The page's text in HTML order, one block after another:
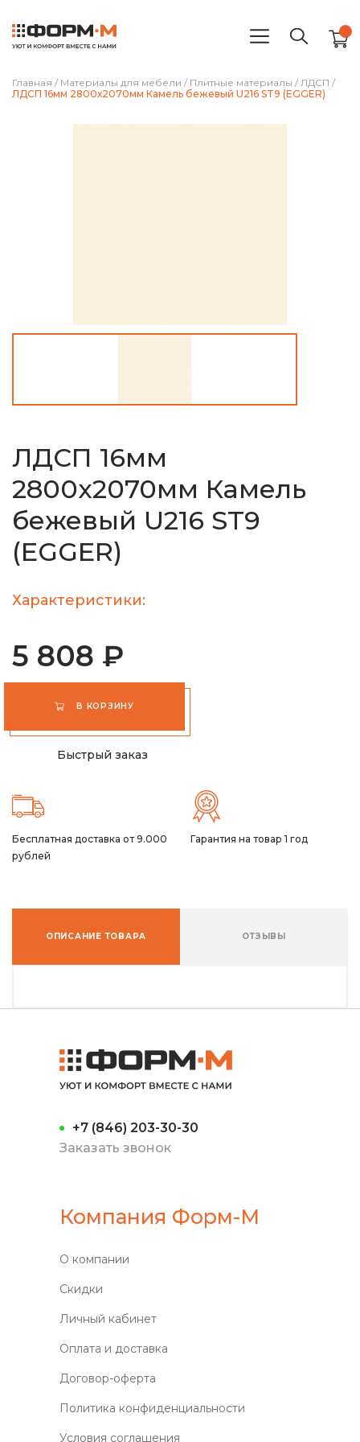
Главная / Материалы для мебели / Плитные материалы / ЛДСП /
ЛДСП 16мм 2800х2070мм Камель бежевый U216 ST9 (EGGER)
ЛДСП 16мм
2800х2070мм Камель
бежевый U216 ST9
(EGGER)
Характеристики:
5 808 ₽
В КОРЗИНУ
Быстрый заказ
Бесплатная доставка от 9.000
рублей
Гарантия на товар 1 год
ОПИСАНИЕ ТОВАРА ОТЗЫВЫ
+7 (846) 203-30-30
Заказать звонок
Компания Форм-М
О компании
Скидки
Личный кабинет
Оплата и доставка
Договор-оферта
Политика конфиденциальности
Условия соглашения